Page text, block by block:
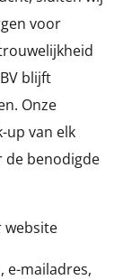
voor
blijft
Onze
up van elk
benodigde
website
e-mailadres,